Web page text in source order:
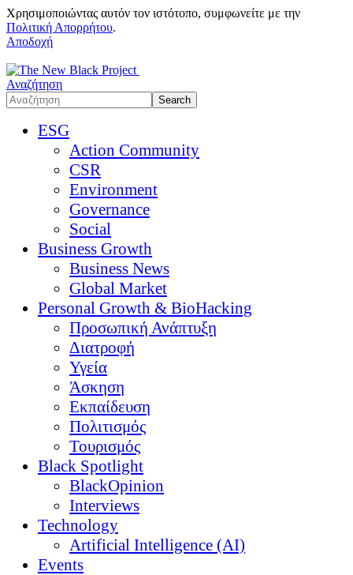
Χρησιμοποιώντας αυτόν τον ιστότοπο, συμφωνείτε με την
Πολιτική Απορρήτου.
Αποδοχή
Αναζήτηση
ESG
Action Community
CSR
Environment
Governance
Social
Business Growth
Business News
Global Market
Personal Growth & BioHacking
Προσωπική Ανάπτυξη
Διατροφή
Υγεία
Άσκηση
Εκπαίδευση
Πολιτισμός
Τουρισμός
Black Spotlight
BlackOpinion
Interviews
Technology
Artificial Intelligence (AI)
Events